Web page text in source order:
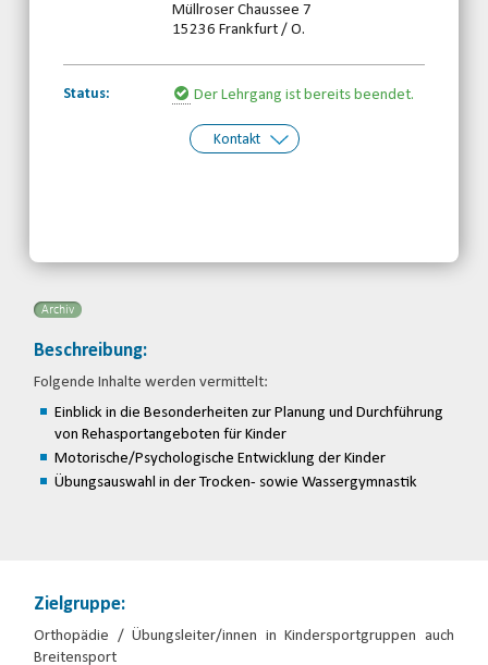
Müllroser Chaussee 7
15236 Frankfurt / O.
Status: Der Lehrgang ist bereits beendet.
Kontakt
Email
Archiv
Beschreibung:
Folgende Inhalte werden vermittelt:
Einblick in die Besonderheiten zur Planung und Durchführung
von Rehasportangeboten für Kinder
Motorische/Psychologische Entwicklung der Kinder
Übungsauswahl in der Trocken- sowie Wassergymnastik
Zielgruppe:
Orthopädie / Übungsleiter/innen in Kindersportgruppen auch
Breitensport